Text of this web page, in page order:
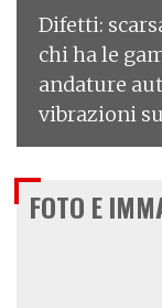
Difetti:
chi ha le
andature
vibrazioni
FOTO E